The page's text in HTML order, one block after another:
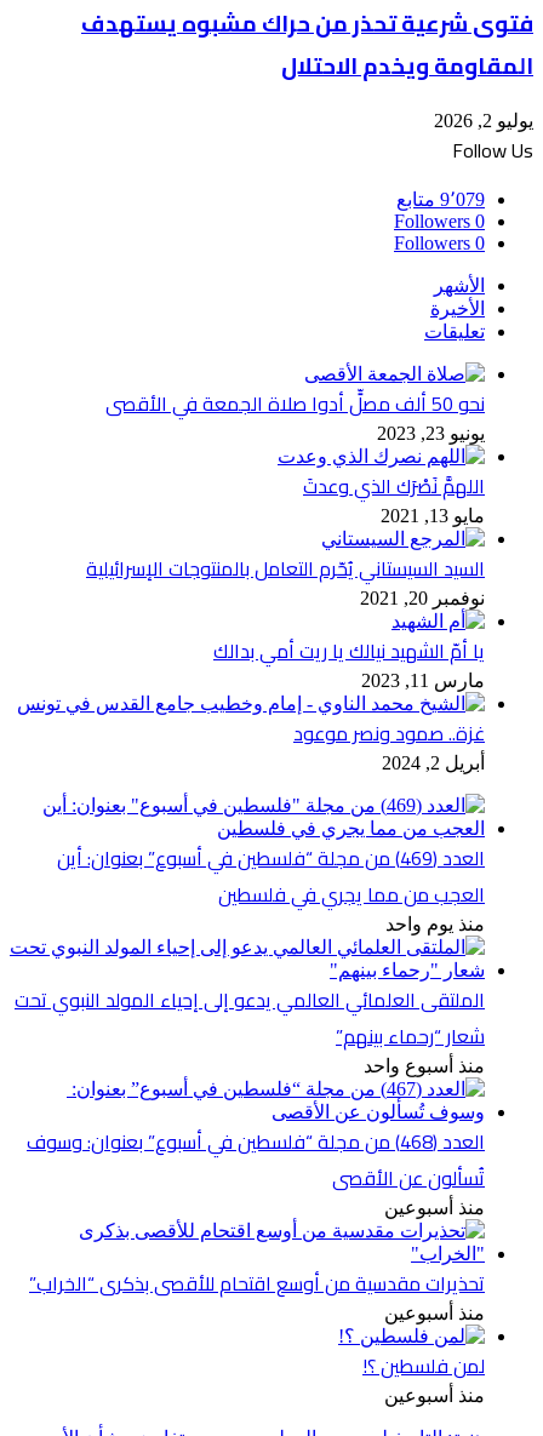
فتوى شرعية تحذر من حراك مشبوه يستهدف
المقاومة ويخدم الاحتلال
يوليو 2, 2026
Follow Us
9٬079 متابع
0
Followers
0
Followers
الأشهر
الأخيرة
تعليقات
نحو 50 ألف مصلٍّ أدوا صلاة الجمعة في الأقصى
يونيو 23, 2023
اللهمَّ نَصْرَك الذي وعدتَ
مايو 13, 2021
السيد السيستاني يُحّرم التعامل بالمنتوجات الإسرائيلية
نوفمبر 20, 2021
يا أمّ الشهيد نيالك يا ريت أمي بدالك
مارس 11, 2023
غزة.. صمود ونصر موعود
أبريل 2, 2024
العدد (469) من مجلة “فلسطين في أسبوع” بعنوان: أين
العجب من مما يجري في فلسطين
منذ يوم واحد
الملتقى العلمائي العالمي يدعو إلى إحياء المولد النبوي تحت
شعار “رحماء بينهم”
منذ أسبوع واحد
العدد (468) من مجلة “فلسطين في أسبوع” بعنوان: وسوف
تُسألون عن الأقصى
منذ أسبوعين
تحذيرات مقدسية من أوسع اقتحام للأقصى بذكرى “الخراب”
منذ أسبوعين
لمن فلسطين ؟!
منذ أسبوعين